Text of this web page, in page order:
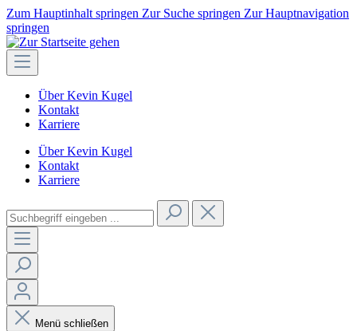
Zum Hauptinhalt springen Zur Suche springen Zur Hauptnavigation
springen
Über Kevin Kugel
Kontakt
Karriere
Über Kevin Kugel
Kontakt
Karriere
Menü schließen